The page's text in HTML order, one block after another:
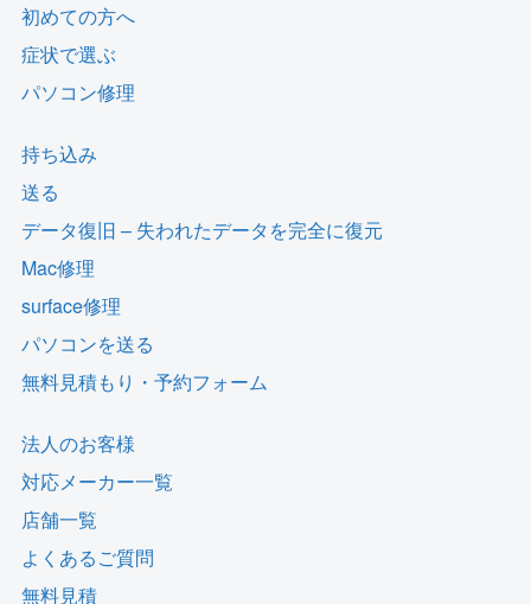
初めての方へ
症状で選ぶ
パソコン修理
持ち込み
送る
データ復旧 – 失われたデータを完全に復元
Mac修理
surface修理
パソコンを送る
無料見積もり・予約フォーム
法人のお客様
対応メーカー一覧
店舗一覧
よくあるご質問
無料見積